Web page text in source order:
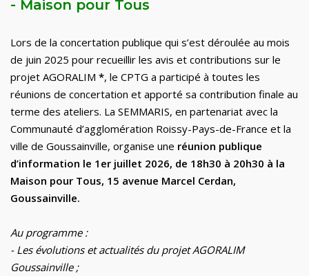
- Maison pour Tous
Lors de la concertation publique qui s’est déroulée au mois
de juin 2025 pour recueillir les avis et contributions sur le
projet AGORALIM *, le CPTG a participé à toutes les
réunions de concertation et apporté sa contribution finale au
terme des ateliers. La SEMMARIS, en partenariat avec la
Communauté d’agglomération Roissy-Pays-de-France et la
ville de Goussainville, organise une réunion publique
d’information le 1er juillet 2026, de 18h30 à 20h30 à la
Maison pour Tous, 15 avenue Marcel Cerdan,
Goussainville.
Au programme :
- Les évolutions et actualités du projet AGORALIM
Goussainville;